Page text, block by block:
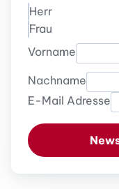
Herr
Frau
Vorname
Nachname
E-Mail Adresse